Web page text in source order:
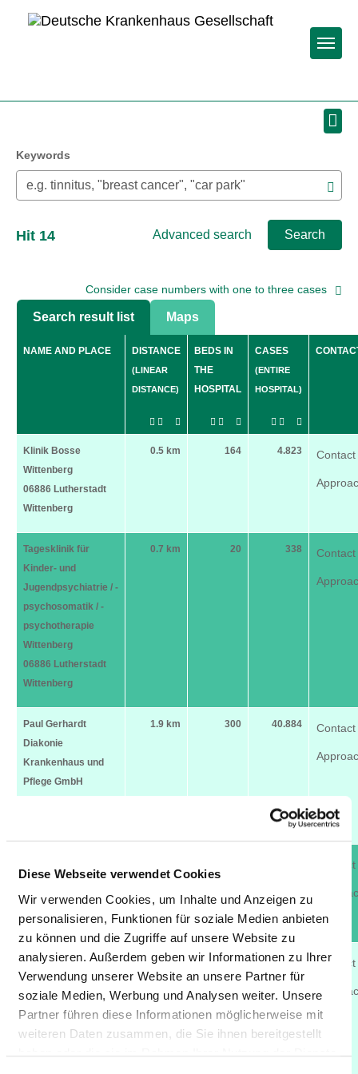
Diese Webseite verwendet Cookies
Wir verwenden Cookies, um Inhalte und Anzeigen zu
personalisieren, Funktionen für soziale Medien anbieten
zu können und die Zugriffe auf unsere Website zu
analysieren. Außerdem geben wir Informationen zu Ihrer
Verwendung unserer Website an unsere Partner für
soziale Medien, Werbung und Analysen weiter. Unsere
Partner führen diese Informationen möglicherweise mit
weiteren Daten zusammen, die Sie ihnen bereitgestellt
Keywords
Hit 14 Advanced search Search
Search result list Maps
Consider case numbers with one to three cases
NAME AND PLACE DISTANCE
(LINEAR
DISTANCE)
BEDS IN
THE
HOSPITAL
CASES
(ENTIRE
HOSPITAL)
Klinik Bosse
Wittenberg
06886 Lutherstadt
Wittenberg
0.5 km 164 4.823 Contact
Tagesklinik für
Kinder- und
Jugendpsychiatrie / -
psychosomatik / -
psychotherapie
Wittenberg
06886 Lutherstadt
Wittenberg
0.7 km 20 338 Contact
Paul Gerhardt
Diakonie
Krankenhaus und
Pflege GmbH
1.9 km 300 40.884 Contact
Herzzentrum Coswig
06869 Coswig
(Anhalt)
Contact
St. Joseph-
Krankenhaus
Dessau /
Psychiatrische
Tagesklinik Dessau
26.5 km 40 1.791 Contact